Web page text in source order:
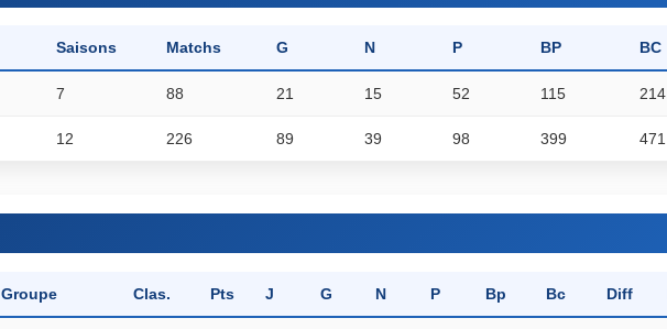
Saisons Matchs G N P BP BC
7 88 21 15 52 115 214
12 226 89 39 98 399 471
Groupe Clas. Pts J G N P Bp Bc Diff